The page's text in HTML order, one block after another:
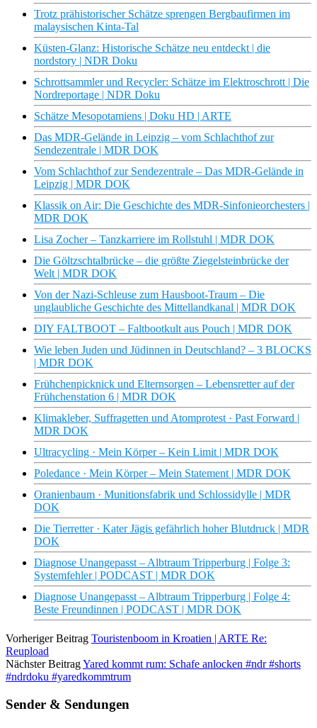
Trotz prähistorischer Schätze sprengen Bergbaufirmen im
malaysischen Kinta-Tal
Küsten-Glanz: Historische Schätze neu entdeckt | die
nordstory | NDR Doku
Schrottsammler und Recycler: Schätze im Elektroschrott | Die
Nordreportage | NDR Doku
Schätze Mesopotamiens | Doku HD | ARTE
Das MDR-Gelände in Leipzig – vom Schlachthof zur
Sendezentrale | MDR DOK
Vom Schlachthof zur Sendezentrale – Das MDR-Gelände in
Leipzig | MDR DOK
Klassik on Air: Die Geschichte des MDR-Sinfonieorchesters |
MDR DOK
Lisa Zocher – Tanzkarriere im Rollstuhl | MDR DOK
Die Göltzschtalbrücke – die größte Ziegelsteinbrücke der
Welt | MDR DOK
Von der Nazi-Schleuse zum Hausboot-Traum – Die
unglaubliche Geschichte des Mittellandkanal | MDR DOK
DIY FALTBOOT – Faltbootkult aus Pouch | MDR DOK
Wie leben Juden und Jüdinnen in Deutschland? – 3 BLOCKS
| MDR DOK
Frühchenpicknick und Elternsorgen – Lebensretter auf der
Frühchenstation 6 | MDR DOK
Klimakleber, Suffragetten und Atomprotest · Past Forward |
MDR DOK
Ultracycling · Mein Körper – Kein Limit | MDR DOK
Poledance · Mein Körper – Mein Statement | MDR DOK
Oranienbaum · Munitionsfabrik und Schlossidylle | MDR
DOK
Die Tierretter · Kater Jägis gefährlich hoher Blutdruck | MDR
DOK
Diagnose Unangepasst – Albtraum Tripperburg | Folge 3:
Systemfehler | PODCAST | MDR DOK
Diagnose Unangepasst – Albtraum Tripperburg | Folge 4:
Beste Freundinnen | PODCAST | MDR DOK
Vorheriger Beitrag Touristenboom in Kroatien | ARTE Re:
Reupload
Nächster BeitragYared kommt rum: Schafe anlocken #ndr #shorts
#ndrdoku #yaredkommtrum
Sender & Sendungen